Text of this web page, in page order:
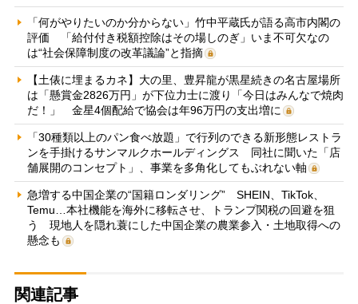
「何がやりたいのか分からない」竹中平蔵氏が語る高市内閣の
評価 「給付付き税額控除はその場しのぎ」いま不可欠なの
は“社会保障制度の改革議論”と指摘
【土俵に埋まるカネ】大の里、豊昇龍が黒星続きの名古屋場所
は「懸賞金2826万円」が下位力士に渡り「今日はみんなで焼肉
だ！」 金星4個配給で協会は年96万円の支出増に
「30種類以上のパン食べ放題」で行列のできる新形態レストラ
ンを手掛けるサンマルクホールディングス 同社に聞いた「店
舗展開のコンセプト」、事業を多角化してもぶれない軸
急増する中国企業の“国籍ロンダリング” SHEIN、TikTok、
Temu…本社機能を海外に移転させ、トランプ関税の回避を狙
う 現地人を隠れ蓑にした中国企業の農業参入・土地取得への
懸念も
関連記事